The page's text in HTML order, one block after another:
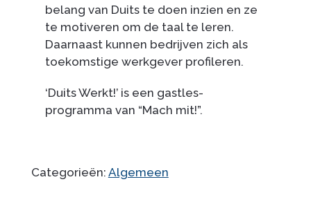
belang van Duits te doen inzien en ze
te motiveren om de taal te leren.
Daarnaast kunnen bedrijven zich als
toekomstige werkgever profileren.
‘Duits Werkt!’ is een gastles-
programma van “Mach mit!”.
Categorieën: Algemeen